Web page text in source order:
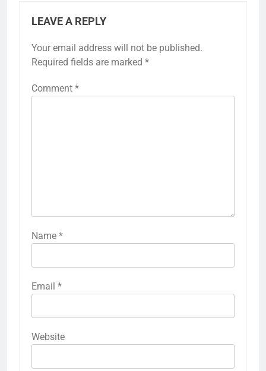
LEAVE A REPLY
Your email address will not be published.
Required fields are marked *
Comment *
Name *
Email *
Website